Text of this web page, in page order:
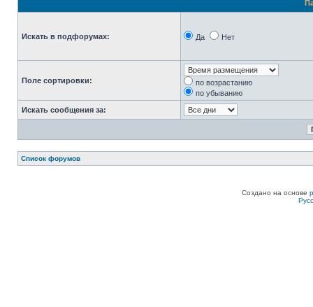
Искать в подфорумах: Да Нет
Поле сортировки:
по возрастанию
по убыванию
Искать сообщения за:
Список форумов
Создано на основе